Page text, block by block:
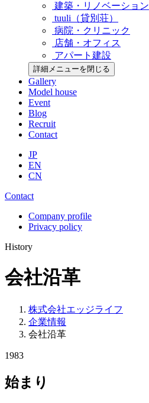
建築・リノベーション
tuuli（貸別荘）
病院・クリニック
店舗・オフィス
アパート建設
詳細メニューを閉じる
Gallery
Model house
Event
Blog
Recruit
Contact
JP
EN
CN
Contact
Company profile
Privacy policy
History
会社沿革
株式会社エッジライフ
企業情報
会社沿革
1983
始まり